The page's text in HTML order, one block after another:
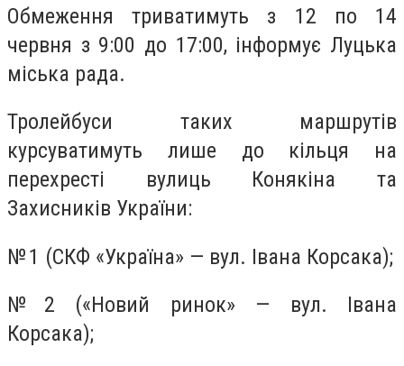
Обмеження триватимуть з 12 по 14
червня з 9:00 до 17:00, інформує Луцька
міська рада.
Тролейбуси таких маршрутів
курсуватимуть лише до кільця на
перехресті вулиць Конякіна та
Захисників України:
№ 1 (СКФ «Україна» — вул. Івана Корсака);
№ 2 («Новий ринок» — вул. Івана
Корсака);